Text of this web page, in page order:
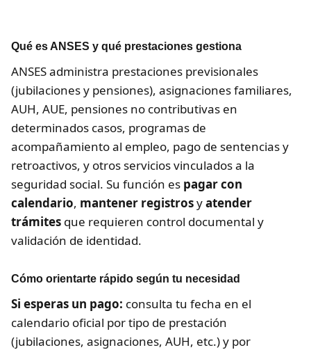
Qué es ANSES y qué prestaciones gestiona
ANSES administra prestaciones previsionales
(jubilaciones y pensiones), asignaciones familiares,
AUH, AUE, pensiones no contributivas en
determinados casos, programas de
acompañamiento al empleo, pago de sentencias y
retroactivos, y otros servicios vinculados a la
seguridad social. Su función es pagar con
calendario, mantener registrosyatender
trámites que requieren control documental y
validación de identidad.
Cómo orientarte rápido según tu necesidad
Si esperas un pago: consulta tu fecha en el
calendario oficial por tipo de prestación
(jubilaciones, asignaciones, AUH, etc.) y por